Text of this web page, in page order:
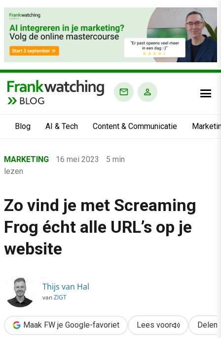
BLOG
Blog AI & Tech Content & Communicatie
›
Marketing
›
Zo vind je met Screaming Frog écht alle URL’s op je website
MARKETING 16 mei 2023
5 min
lezen
Zo vind je met Screaming
Frog écht alle URL’s op je
website
Thijs van Hal
vanZIGT
Maak FW je Google-favoriet Lees voor Delen